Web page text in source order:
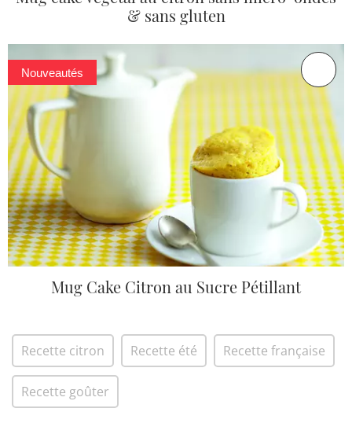
& sans gluten
Nouveautés
Mug Cake Citron au Sucre Pétillant
Recette citron Recette été Recette française
Recette goûter